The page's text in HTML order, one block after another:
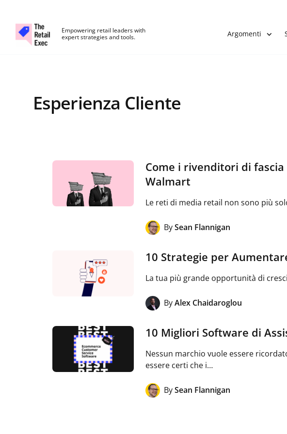
Empowering retail leaders with
expert strategies and tools.
Argomenti
Esperienza Cliente
Come i rivenditori di
Walmart
Le reti di media retail non sono più
By Sean Flannigan
10 Strategie per
La tua più grande opportunità di
By Alex Chaidaroglou
10 Migliori Software di
Nessun marchio vuole essere
essere certi che i…
By Sean Flannigan